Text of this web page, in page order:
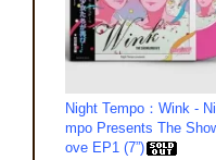
Night Tempo：Wink -
mpo Presents The
ove EP1 (7”)